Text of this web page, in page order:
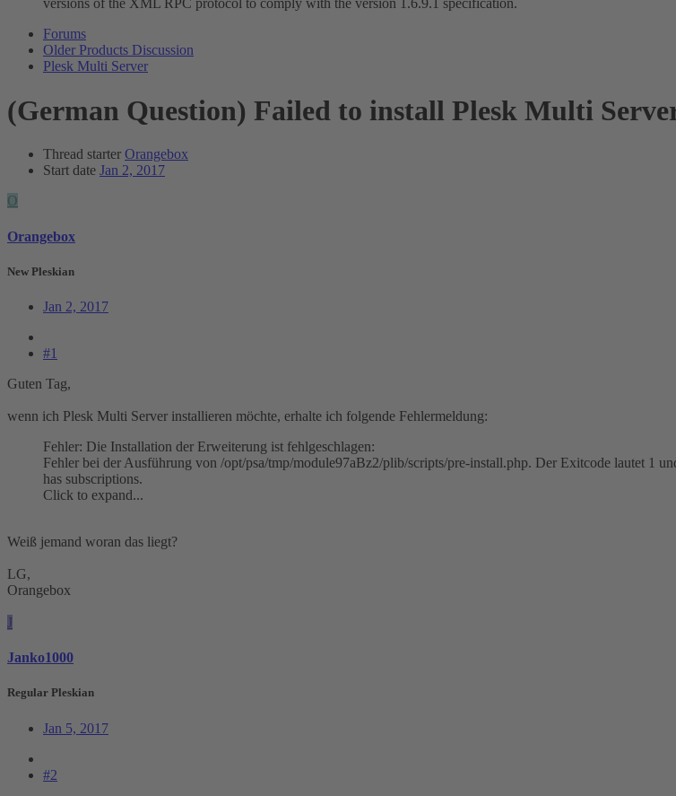
versions of the XML RPC protocol to comply with the version 1.6.9.1 specification.
Forums
Older Products Discussion
Plesk Multi Server
(German Question) Failed to install Plesk Multi
Thread starter Orangebox
Start date Jan 2, 2017
O
Orangebox
New Pleskian
Jan 2, 2017
#1
Guten Tag,
wenn ich Plesk Multi Server installieren möchte, erhalte ich folgende Fehlermeldung:
Fehler: Die Installation der Erweiterung ist fehlgeschlagen:
Fehler bei der Ausführung von /opt/psa/tmp/module97aBz2/plib/scripts/pre-install.php. Der Exitcode lautet 1
has subscriptions.
Click to expand...
Weiß jemand woran das liegt?
LG,
Orangebox
J
Janko1000
Regular Pleskian
Jan 5, 2017
#2